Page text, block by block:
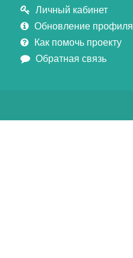
Личный кабинет
Обновление профиля
Как помочь проекту
Обратная связь